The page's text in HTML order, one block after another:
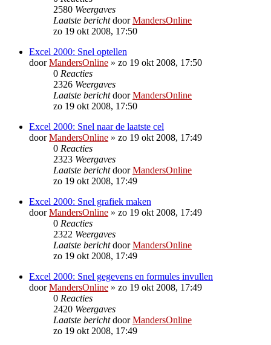
2580 Weergaves
Laatste berichtdoorMandersOnline
zo 19 okt 2008, 17:50
Excel 2000: Snel optellen
doorMandersOnline » zo 19 okt 2008, 17:50
0 Reacties
2326 Weergaves
Laatste berichtdoorMandersOnline
zo 19 okt 2008, 17:50
Excel 2000: Snel naar de laatste cel
doorMandersOnline » zo 19 okt 2008, 17:49
0 Reacties
2323 Weergaves
Laatste berichtdoorMandersOnline
zo 19 okt 2008, 17:49
Excel 2000: Snel grafiek maken
doorMandersOnline » zo 19 okt 2008, 17:49
0 Reacties
2322 Weergaves
Laatste berichtdoorMandersOnline
zo 19 okt 2008, 17:49
Excel 2000: Snel gegevens en formules invullen
doorMandersOnline » zo 19 okt 2008, 17:49
0 Reacties
2420 Weergaves
Laatste berichtdoorMandersOnline
zo 19 okt 2008, 17:49